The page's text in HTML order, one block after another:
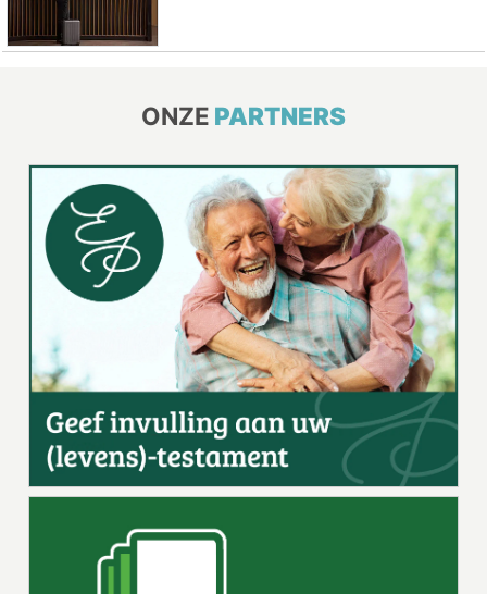
ONZE PARTNERS